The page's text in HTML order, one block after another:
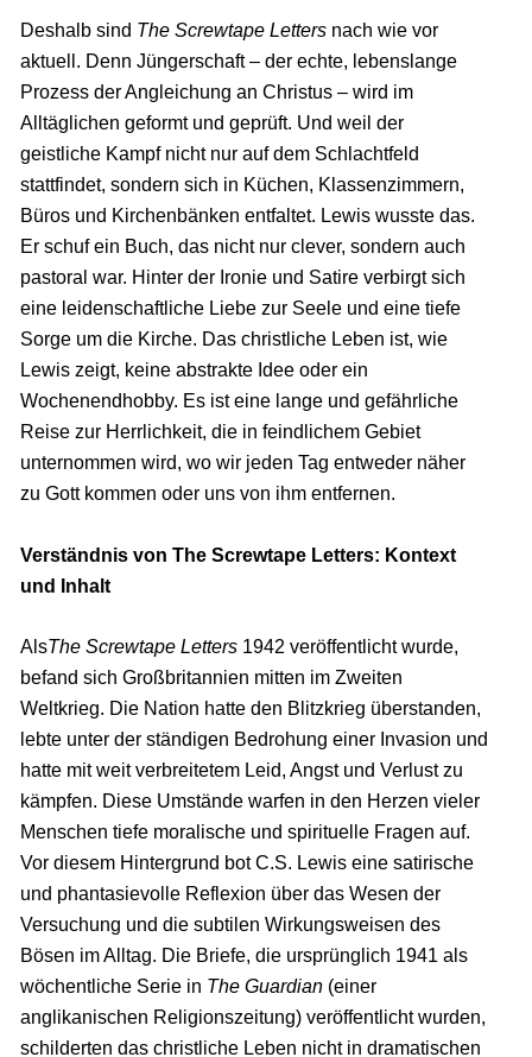
Deshalb sind The Screwtape Lettersnach wie vor
aktuell. Denn Jüngerschaft – der echte, lebenslange
Prozess der Angleichung an Christus – wird im
Alltäglichen geformt und geprüft. Und weil der
geistliche Kampf nicht nur auf dem Schlachtfeld
stattfindet, sondern sich in Küchen, Klassenzimmern,
Büros und Kirchenbänken entfaltet. Lewis wusste das.
Er schuf ein Buch, das nicht nur clever, sondern auch
pastoral war. Hinter der Ironie und Satire verbirgt sich
eine leidenschaftliche Liebe zur Seele und eine tiefe
Sorge um die Kirche. Das christliche Leben ist, wie
Lewis zeigt, keine abstrakte Idee oder ein
Wochenendhobby. Es ist eine lange und gefährliche
Reise zur Herrlichkeit, die in feindlichem Gebiet
unternommen wird, wo wir jeden Tag entweder näher
zu Gott kommen oder uns von ihm entfernen.
Verständnis von The Screwtape Letters: Kontext
und Inhalt
AlsThe Screwtape Letters1942 veröffentlicht wurde,
befand sich Großbritannien mitten im Zweiten
Weltkrieg. Die Nation hatte den Blitzkrieg überstanden,
lebte unter der ständigen Bedrohung einer Invasion und
hatte mit weit verbreitetem Leid, Angst und Verlust zu
kämpfen. Diese Umstände warfen in den Herzen vieler
Menschen tiefe moralische und spirituelle Fragen auf.
Vor diesem Hintergrund bot C.S. Lewis eine satirische
und phantasievolle Reflexion über das Wesen der
Versuchung und die subtilen Wirkungsweisen des
Bösen im Alltag. Die Briefe, die ursprünglich 1941 als
wöchentliche Serie in The Guardian(einer
anglikanischen Religionszeitung) veröffentlicht wurden,
schilderten das christliche Leben nicht in dramatischen